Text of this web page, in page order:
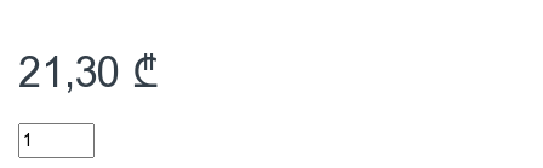
21,30 ₾
25 სმ ლილვაკი სახელურით ლაქებისთვის Velur quantity